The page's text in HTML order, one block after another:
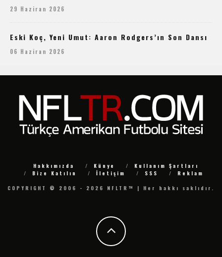
29 Haziran 2026
Eski Koç, Yeni Umut: Aaron Rodgers’ın Son Dansı
06 Haziran 2026
Hakkımızda Künye
Kullanım Şartları
Bize Katılın
İletişim SSS
Reklam
COPYRIGHT © 2006 - 2026 NFLTR™ | Her hakkı saklıdır.